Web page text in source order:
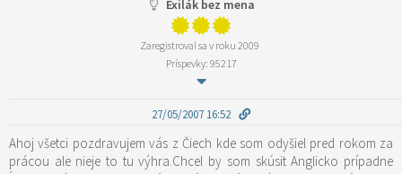
Exilák bez mena
Zaregistroval sa v roku 2009
Príspevky: 95217
27/05/2007 16:52
Ahoj všetci pozdravujem vás z Čiech kde som odyšiel pred rokom za
prácou ale nieje to tu výhra.Chcel by som skúsit Anglicko prípadne